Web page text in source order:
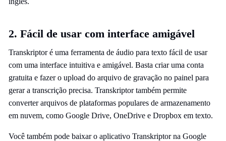
2. Fácil de usar com interface amigável
Transkriptor é uma ferramenta de áudio para texto fácil de usar
com uma interface intuitiva e amigável. Basta criar uma conta
gratuita e fazer o upload do arquivo de gravação no painel para
gerar a transcrição precisa. Transkriptor também permite
converter arquivos de plataformas populares de armazenamento
em nuvem, como Google Drive, OneDrive e Dropbox em texto.
Você também pode baixar o aplicativo Transkriptor na Google